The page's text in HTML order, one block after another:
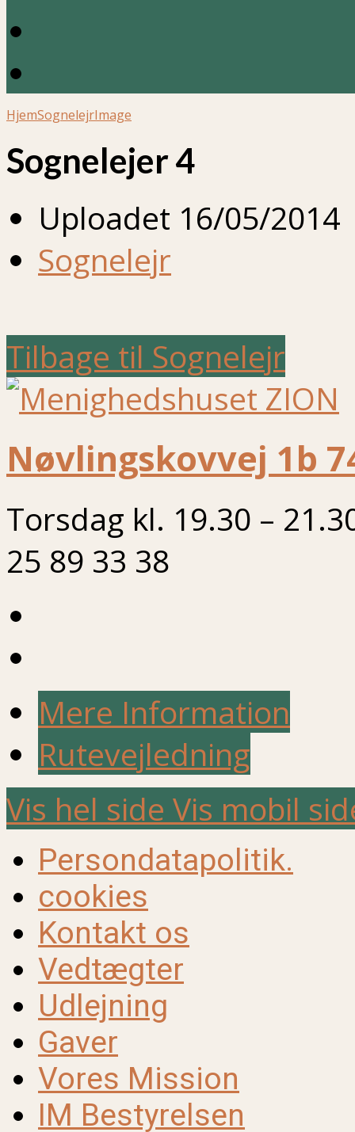
HjemSognelejrImage
Sognelejer 4
Uploadet 16/05/2014
Sognelejr
Tilbage til Sognelejr
Nøvlingskovvej 1b
Torsdag kl. 19.30 –
25 89 33 38
Mere Information
Rutevejledning
Vis hel side Vis mobil
Persondatapolitik.
cookies
Kontakt os
Vedtægter
Udlejning
Gaver
Vores Mission
IM Bestyrelsen